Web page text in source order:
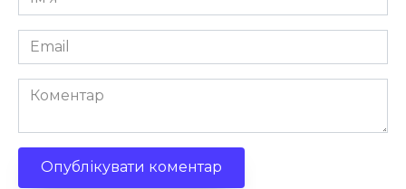
*
Email
*
Коментар